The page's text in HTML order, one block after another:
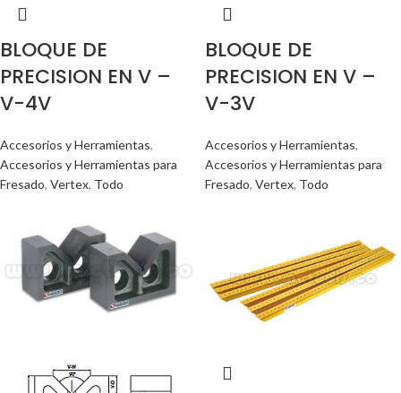
BLOQUE DE
PRECISION EN V –
V-4V
Accesorios y Herramientas,
Accesorios y Herramientas para
Fresado, Vertex, Todo
BLOQUE DE
PRECISION EN V –
V-3V
Accesorios y Herramientas,
Accesorios y Herramientas para
Fresado, Vertex, Todo